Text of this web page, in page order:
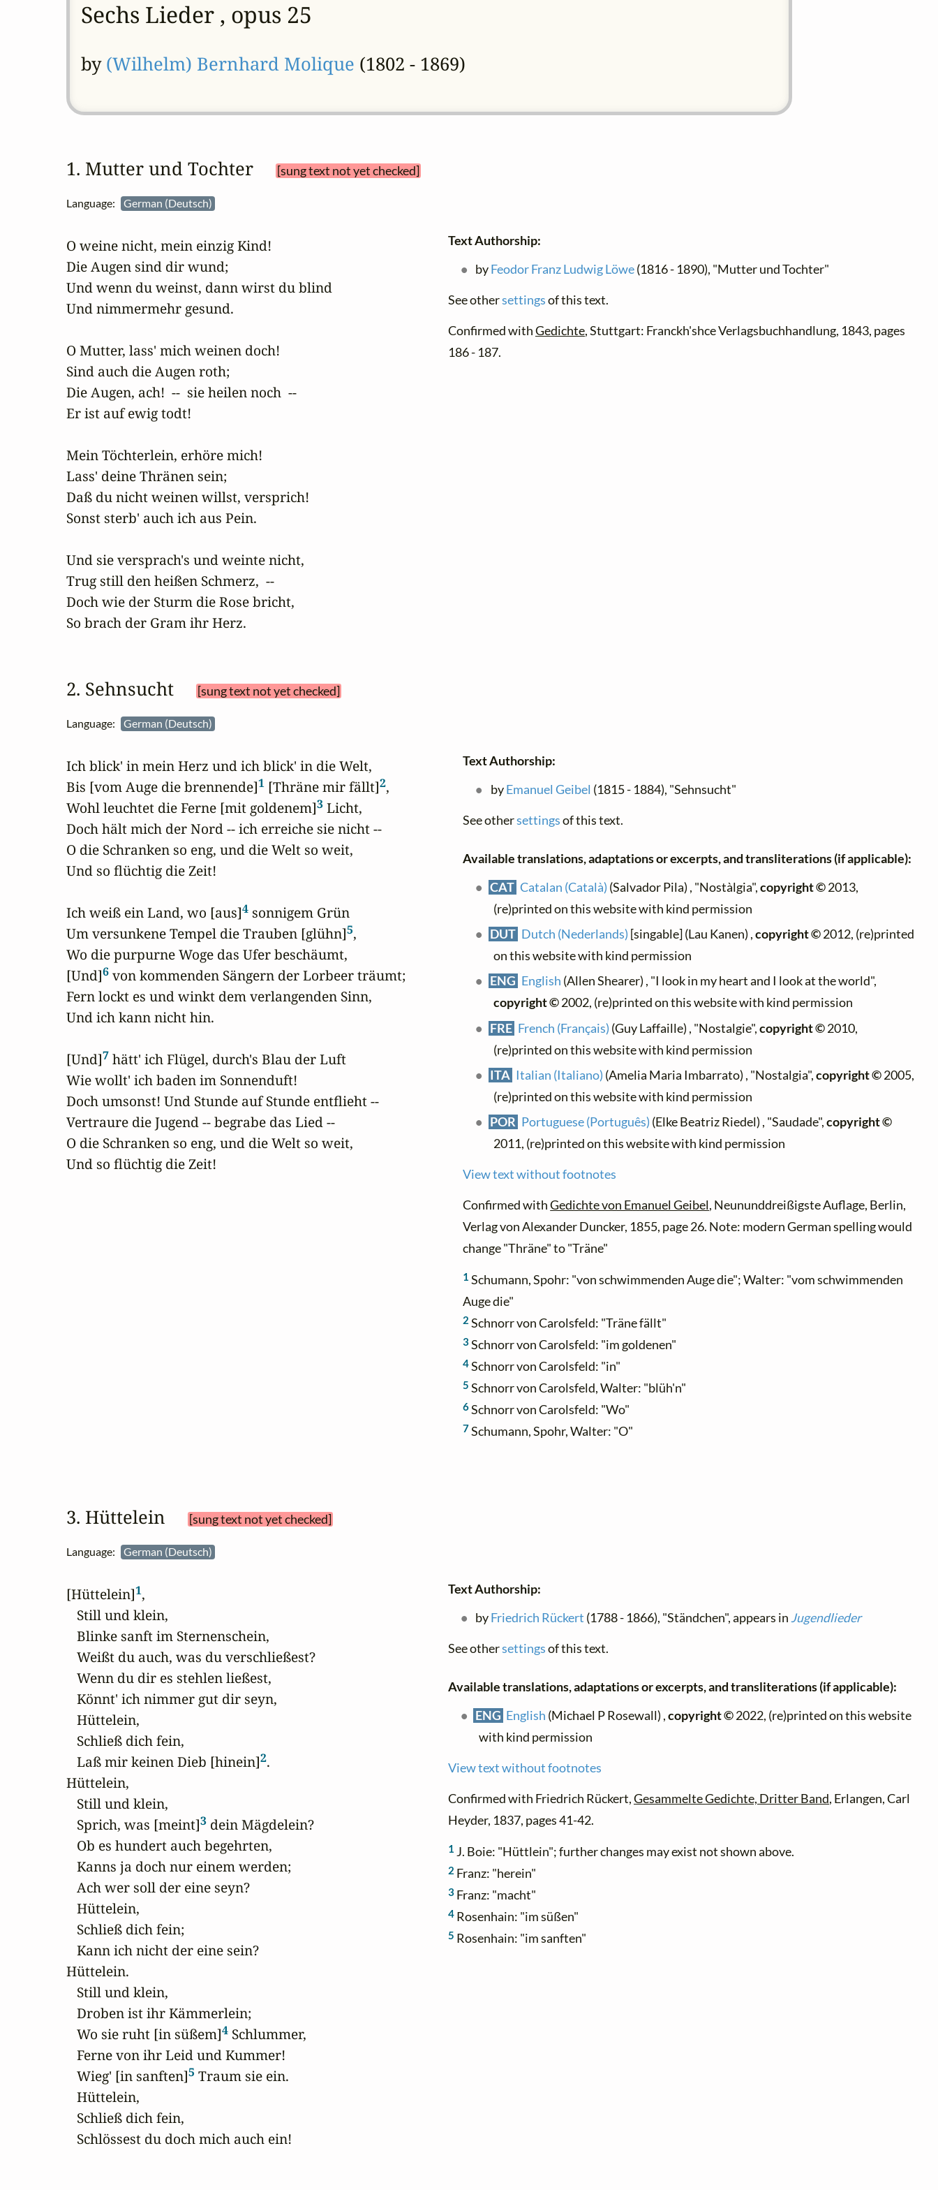
Sechs Lieder , opus 25
by (Wilhelm) Bernhard Molique (1802 - 1869)
1. Mutter und Tochter [sung text not yet checked]
Language: German (Deutsch)
O weine nicht, mein einzig Kind!
Die Augen sind dir wund;
Und wenn du weinst, dann wirst du blind
Und nimmermehr gesund.
O Mutter, lass' mich weinen doch!
Sind auch die Augen roth;
Die Augen, ach!  --  sie heilen noch  --
Er ist auf ewig todt!
Mein Töchterlein, erhöre mich!
Lass' deine Thränen sein;
Daß du nicht weinen willst, versprich!
Sonst sterb' auch ich aus Pein.
Und sie versprach's und weinte nicht,
Trug still den heißen Schmerz,  --
Doch wie der Sturm die Rose bricht,
So brach der Gram ihr Herz.
Text Authorship:
byFeodor Franz Ludwig Löwe(1816 - 1890), "Mutter und Tochter"
See othersettingsof this text.
Confirmed withGedichte, Stuttgart: Franckh'shce Verlagsbuchhandlung, 1843, pages
186 - 187.
2. Sehnsucht [sung text not yet checked]
Language: German (Deutsch)
Ich blick' in mein Herz und ich blick' in die Welt,
Bis [vom Auge die brennende]1 [Thräne mir fällt]2,
Wohl leuchtet die Ferne [mit goldenem]3 Licht,
Doch hält mich der Nord -- ich erreiche sie nicht --
O die Schranken so eng, und die Welt so weit,
Und so flüchtig die Zeit!
Ich weiß ein Land, wo [aus]4 sonnigem Grün
Um versunkene Tempel die Trauben [glühn]5,
Wo die purpurne Woge das Ufer beschäumt,
[Und]6 von kommenden Sängern der Lorbeer träumt;
Fern lockt es und winkt dem verlangenden Sinn,
Und ich kann nicht hin.
[Und]7 hätt' ich Flügel, durch's Blau der Luft
Wie wollt' ich baden im Sonnenduft!
Doch umsonst! Und Stunde auf Stunde entflieht --
Vertraure die Jugend -- begrabe das Lied --
O die Schranken so eng, und die Welt so weit,
Und so flüchtig die Zeit!
Text Authorship:
byEmanuel Geibel (1815 - 1884), "Sehnsucht"
See othersettingsof this text.
Available translations, adaptations or excerpts, and transliterations (if applicable):
CAT Catalan (Català) (Salvador Pila) , "Nostàlgia",copyright ©2013,
(re)printed on this website with kind permission
DUT Dutch (Nederlands) [singable] (Lau Kanen) ,copyright ©2012, (re)printed
on this website with kind permission
ENG English (Allen Shearer) , "I look in my heart and I look at the world",
copyright ©2002, (re)printed on this website with kind permission
FRE French (Français) (Guy Laffaille) , "Nostalgie",copyright ©2010,
(re)printed on this website with kind permission
ITA Italian (Italiano) (Amelia Maria Imbarrato) , "Nostalgia",copyright ©2005,
(re)printed on this website with kind permission
POR Portuguese (Português) (Elke Beatriz Riedel) , "Saudade",copyright ©
2011, (re)printed on this website with kind permission
View text without footnotes
Confirmed withGedichte von Emanuel Geibel, Neununddreißigste Auflage, Berlin,
Verlag von Alexander Duncker, 1855, page 26. Note: modern German spelling would
change "Thräne" to "Träne"
1 Schumann, Spohr: "von schwimmenden Auge die"; Walter: "vom schwimmenden
Auge die"
2 Schnorr von Carolsfeld: "Träne fällt"
3Schnorr von Carolsfeld: "im goldenen"
4Schnorr von Carolsfeld: "in"
5 Schnorr von Carolsfeld, Walter: "blüh'n"
6Schnorr von Carolsfeld: "Wo"
7Schumann, Spohr, Walter: "O"
3. Hüttelein [sung text not yet checked]
Language: German (Deutsch)
[Hüttelein]1,
   Still und klein,
   Blinke sanft im Sternenschein,
   Weißt du auch, was du verschließest?
   Wenn du dir es stehlen ließest,
   Könnt' ich nimmer gut dir seyn,
   Hüttelein,
   Schließ dich fein,
   Laß mir keinen Dieb [hinein]
2.
Hüttelein,
   Still und klein,
   Sprich, was [meint]
3 dein Mägdelein?
   Ob es hundert auch begehrten,
   Kanns ja doch nur einem werden;
   Ach wer soll der eine seyn?
   Hüttelein,
   Schließ dich fein;
   Kann ich nicht der eine sein?
Hüttelein.
   Still und klein,
   Droben ist ihr Kämmerlein;
   Wo sie ruht [in süßem]
4 Schlummer,
   Ferne von ihr Leid und Kummer!
   Wieg' [in sanften]
5 Traum sie ein.
   Hüttelein,
   Schließ dich fein,
   Schlössest du doch mich auch ein!
Text Authorship:
byFriedrich Rückert (1788 - 1866), "Ständchen", appears in Jugendlieder
See othersettingsof this text.
Available translations, adaptations or excerpts, and transliterations (if applicable):
ENG English (Michael P Rosewall) ,copyright ©2022, (re)printed on this website
with kind permission
View text without footnotes
Confirmed with Friedrich Rückert,Gesammelte Gedichte, Dritter Band, Erlangen, Carl
Heyder, 1837, pages 41-42.
1 J. Boie: "Hüttlein"; further changes may exist not shown above.
2 Franz: "herein"
3 Franz: "macht"
4 Rosenhain: "im süßen"
5 Rosenhain: "im sanften"